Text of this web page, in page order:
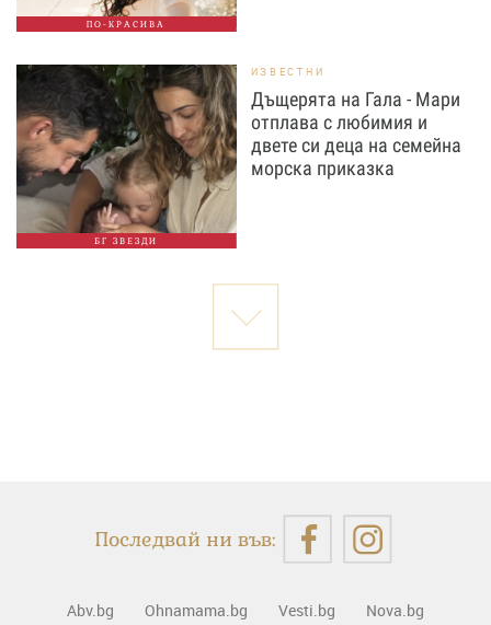
ПО-КРАСИВА
БГ ЗВЕЗДИ
ИЗВЕСТНИ
Дъщерята на Гала - Мари
отплава с любимия и
двете си деца на семейна
морска приказка
Последвай ни във:
Abv.bg Ohnamama.bg Vesti.bg Nova.bg